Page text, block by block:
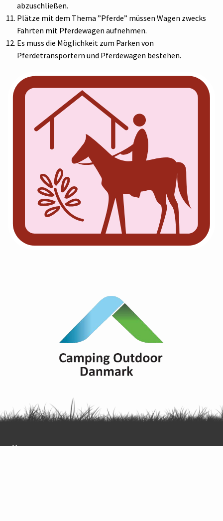
abzuschließen.
Plätze mit dem Thema ”Pferde” müssen Wagen zwecks
Fahrten mit Pferdewagen aufnehmen.
Es muss die Möglichkeit zum Parken von
Pferdetransportern und Pferdewagen bestehen.
Übersicht über alle Plätze zum